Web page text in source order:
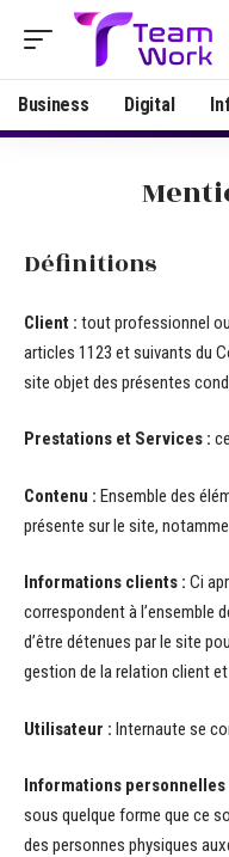
Business Digital
Définitions
Client : tout professionnel
articles 1123 et suivants du
site objet des présentes
Prestations et Services :
Contenu : Ensemble des
présente sur le site,
Informations clients : Ci
correspondent à l’ensemble
d’être détenues par le site
gestion de la relation client
Utilisateur : Internaute se
Informations personnelles
sous quelque forme que ce
des personnes physiques